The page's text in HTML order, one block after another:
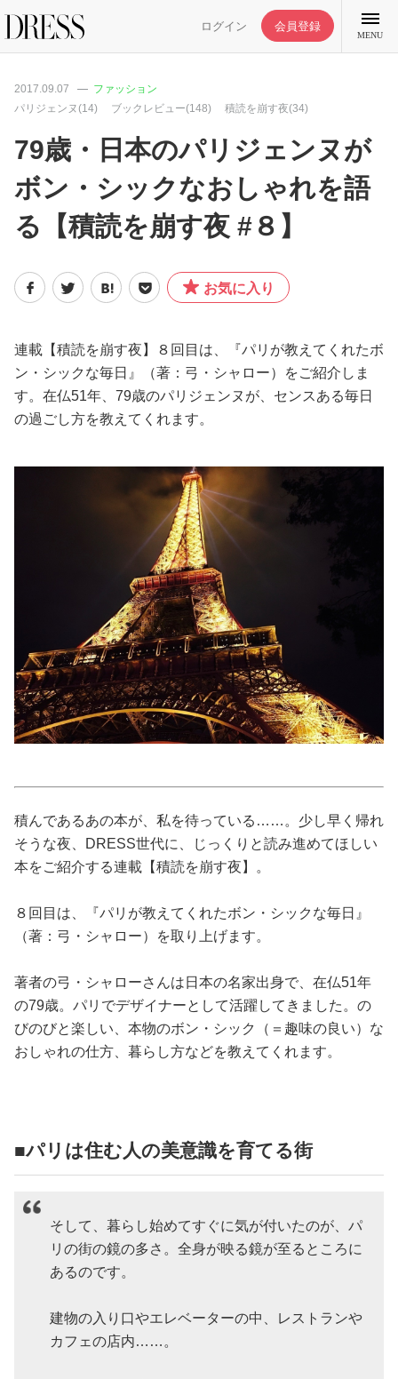
ログイン 会員登録
MENU
DRESS部活
ライフスタイル
恋愛/結婚/離婚
ワークスタイル
妊娠/出産/家族
ココロ/カラダ
グルメ
トラベル
カルチャー/エンタメ
性と愛
ゲーム
2017.09.07
ファッション
パリジェンヌ(14)
ブックレビュー(148) 積読を崩す夜(34)
79歳・日本のパリジェンヌが
ボン・シックなおしゃれを語
る【積読を崩す夜 #８】
お気に入り
連載【積読を崩す夜】８回目は、『パリが教えてくれたボ
ン・シックな毎日』（著：弓・シャロー）をご紹介しま
す。在仏51年、79歳のパリジェンヌが、センスある毎日
の過ごし方を教えてくれます。
積んであるあの本が、私を待っている……。少し早く帰れ
そうな夜、DRESS世代に、じっくりと読み進めてほしい
本をご紹介する連載【積読を崩す夜】。
８回目は、『パリが教えてくれたボン・シックな毎日』
（著：弓・シャロー）を取り上げます。
著者の弓・シャローさんは日本の名家出身で、在仏51年
の79歳。パリでデザイナーとして活躍してきました。の
びのびと楽しい、本物のボン・シック（＝趣味の良い）な
おしゃれの仕方、暮らし方などを教えてくれます。
■パリは住む人の美意識を育てる街
そして、暮らし始めてすぐに気が付いたのが、パ
リの街の鏡の多さ。全身が映る鏡が至るところに
あるのです。
建物の入り口やエレベーターの中、レストランや
カフェの店内……。